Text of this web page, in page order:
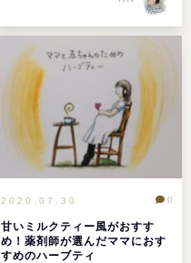
2020.07.30
甘いミルクティー風がおすす
め！薬剤師が選んだママにおす
すめのハーブティ
0